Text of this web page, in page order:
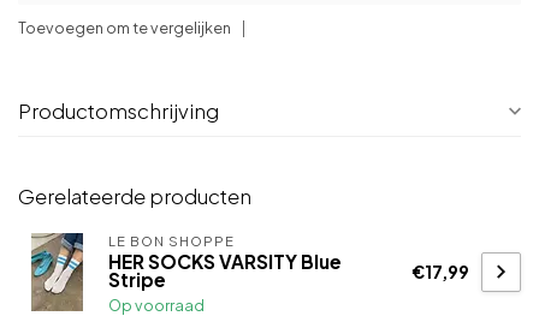
Toevoegen om te vergelijken
Productomschrijving
Gerelateerde producten
LE BON SHOPPE
HER SOCKS VARSITY Blue
Stripe
Op voorraad
€17,99